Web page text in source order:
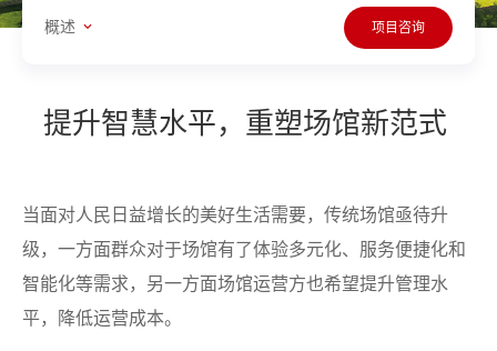
概述 项目咨询
提升智慧水平，重塑场馆新范式
当面对人民日益增长的美好生活需要，传统场馆亟待升
级，一方面群众对于场馆有了体验多元化、服务便捷化和
智能化等需求，另一方面场馆运营方也希望提升管理水
平，降低运营成本。